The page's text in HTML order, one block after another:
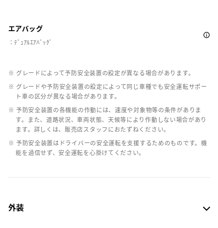
エアバッグ
：ﾃﾞｭｱﾙｴｱﾊﾞｯｸﾞ
※ グレードによって予防安全装置の設定が異なる場合があります。
※ グレードや予防安全装置の設定によって同じ車種でも安全運転サポー
ト車の区分が異なる場合があります。
※ 予防安全装置の各機能の作動には、速度や対象物等の条件がありま
す。また、道路状況、車両状態、天候等により作動しない場合があり
ます。詳しくは、販売店スタッフにおたずねください。
※ 予防安全装置はドライバーの安全運転を支援するためのものです。機
能を過信せず、安全運転を心掛けてください。
外装